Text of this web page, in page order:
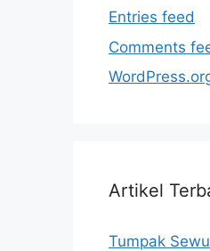
Entries feed
Comments
Artikel
Tumpak